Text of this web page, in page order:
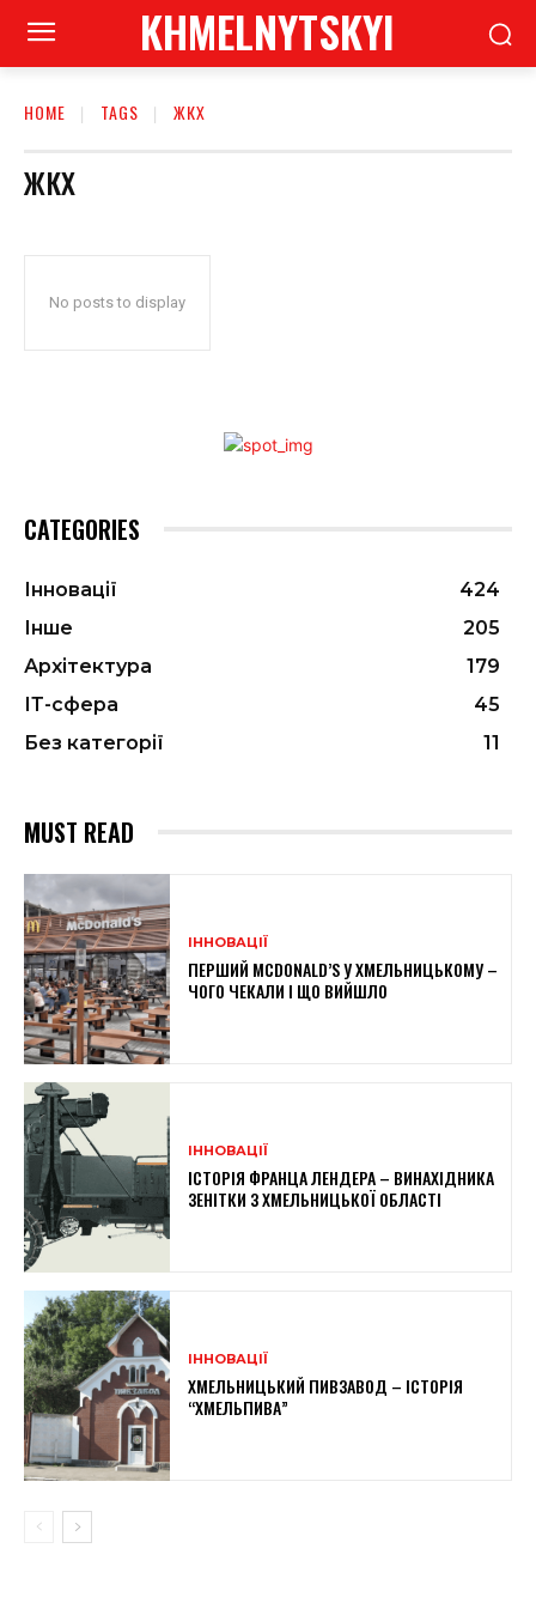
KHMELNYTSKYI
HOME TAGS ЖКХ
ЖКХ
No posts to display
CATEGORIES
Інновації
424
Інше
205
Архітектура
179
ІТ-сфера
45
Без категорії
11
MUST READ
ІННОВАЦІЇ
ПЕРШИЙ MCDONALD’S У ХМЕЛЬНИЦЬКОМУ –
ЧОГО ЧЕКАЛИ І ЩО ВИЙШЛО
ІННОВАЦІЇ
ІСТОРІЯ ФРАНЦА ЛЕНДЕРА – ВИНАХІДНИКА
ЗЕНІТКИ З ХМЕЛЬНИЦЬКОЇ ОБЛАСТІ
ІННОВАЦІЇ
ХМЕЛЬНИЦЬКИЙ ПИВЗАВОД – ІСТОРІЯ
“ХМЕЛЬПИВА”